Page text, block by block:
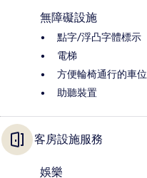
無障礙設施
點字/浮凸字體標示
電梯
方便輪椅通行的車位
助聽裝置
客房設施服務
娛樂